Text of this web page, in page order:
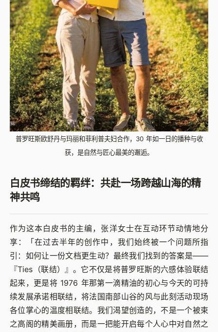
普罗旺斯欧舒丹与玛丽和菲利普夫妇合作，30 年如一日的播种与收
获，是自然与匠心最美的邂逅。
白皮书缔结的羁绊：共赴一场跨越山海的精
神共鸣
作为这本白皮书的主编，张洋女士在互动环节动情地分
享：「在过去半年的创作中，我们始终被一个问题所指
引：如何让一份文档更生动？最终我们找到的答案是——
『Ties（联结）』。它不仅是将普罗旺斯的六感体验联结
起来，更是将 1976 年那第一滴精油的初心与今天的可持
续发展承诺相联结，将法国南部山谷的风与此刻活动现场
各位掌心的温度相联结。我们渴望创造的，不是一个被束
之高阁的精美画册，而是一把能开启每个人心中对自然之